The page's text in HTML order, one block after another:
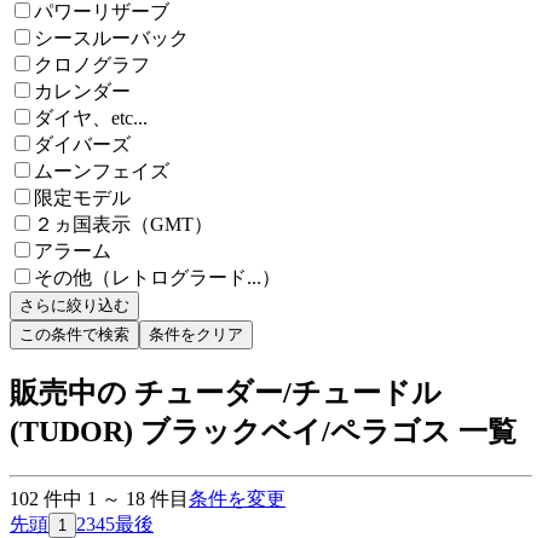
パワーリザーブ
シースルーバック
クロノグラフ
カレンダー
ダイヤ、etc...
ダイバーズ
ムーンフェイズ
限定モデル
２ヵ国表示（GMT）
アラーム
その他（レトログラード...）
さらに絞り込む
この条件で検索
条件をクリア
販売中の チューダー/チュードル
(TUDOR) ブラックベイ/ペラゴス 一覧
102 件中 1 ～ 18 件目 条件を変更
先頭 1 2345最後